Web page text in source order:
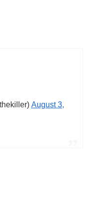
August 3,